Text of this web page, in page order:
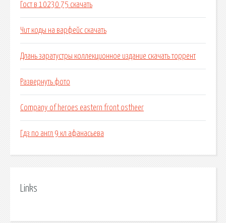
Гост в 10230 75 скачать
Чит коды на варфейс скачать
Длань заратустры коллекционное издание скачать торрент
Развернуть фото
Company of heroes eastern front ostheer
Гдз по англ 9 кл афанасьева
Links